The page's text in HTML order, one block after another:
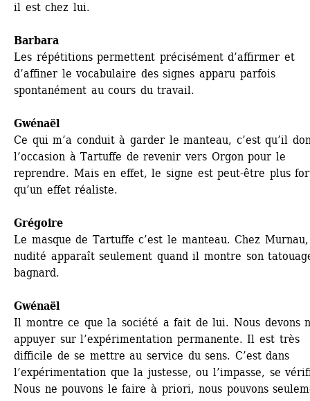
il est chez lui.
Barbara
Les répétitions permettent précisément d’affirmer et
d’affiner le vocabulaire des signes apparu parfois
spontanément au cours du travail.
Gwénaël
Ce qui m’a conduit à garder le manteau, c’est qu’il
l’occasion à Tartuffe de revenir vers Orgon pour le
reprendre. Mais en effet, le signe est peut-être plus
qu’un effet réaliste.
Grégoire
Le masque de Tartuffe c’est le manteau. Chez
nudité apparaît seulement quand il montre son
bagnard.
Gwénaël
Il montre ce que la société a fait de lui. Nous devons
appuyer sur l’expérimentation permanente. Il est très
difficile de se mettre au service du sens. C’est dans
l’expérimentation que la justesse, ou l’impasse, se
Nous ne pouvons le faire à priori, nous pouvons